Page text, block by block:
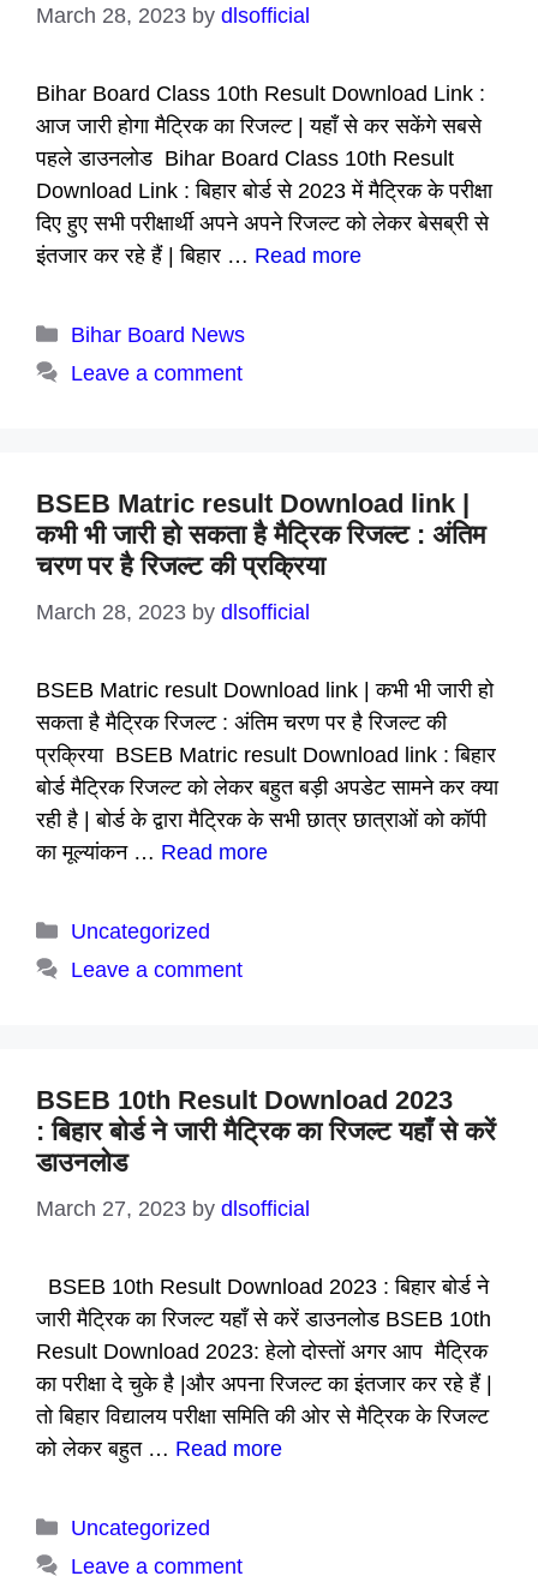
March 28, 2023 by dlsofficial
Bihar Board Class 10th Result Download Link :
आज जारी होगा मैट्रिक का रिजल्ट | यहाँ से कर सकेंगे सबसे
पहले डाउनलोड Bihar Board Class 10th Result
Download Link : बिहार बोर्ड से 2023 में मैट्रिक के परीक्षा
दिए हुए सभी परीक्षार्थी अपने अपने रिजल्ट को लेकर बेसब्री से
इंतजार कर रहे हैं | बिहार … Read more
Categories
Bihar Board News
Leave a comment
BSEB Matric result Download link |
कभी भी जारी हो सकता है मैट्रिक रिजल्ट : अंतिम
चरण पर है रिजल्ट की प्रक्रिया
March 28, 2023 by dlsofficial
BSEB Matric result Download link | कभी भी जारी हो
सकता है मैट्रिक रिजल्ट : अंतिम चरण पर है रिजल्ट की
प्रक्रिया BSEB Matric result Download link : बिहार
बोर्ड मैट्रिक रिजल्ट को लेकर बहुत बड़ी अपडेट सामने कर क्या
रही है | बोर्ड के द्वारा मैट्रिक के सभी छात्र छात्राओं को कॉपी
का मूल्यांकन … Read more
Categories
Uncategorized
Leave a comment
BSEB 10th Result Download 2023
: बिहार बोर्ड ने जारी मैट्रिक का रिजल्ट यहाँ से करें
डाउनलोड
March 27, 2023 by dlsofficial
BSEB 10th Result Download 2023 : बिहार बोर्ड ने
जारी मैट्रिक का रिजल्ट यहाँ से करें डाउनलोड BSEB 10th
Result Download 2023: हेलो दोस्तों अगर आप मैट्रिक
का परीक्षा दे चुके है |और अपना रिजल्ट का इंतजार कर रहे हैं |
तो बिहार विद्यालय परीक्षा समिति की ओर से मैट्रिक के रिजल्ट
को लेकर बहुत … Read more
Categories
Uncategorized
Leave a comment